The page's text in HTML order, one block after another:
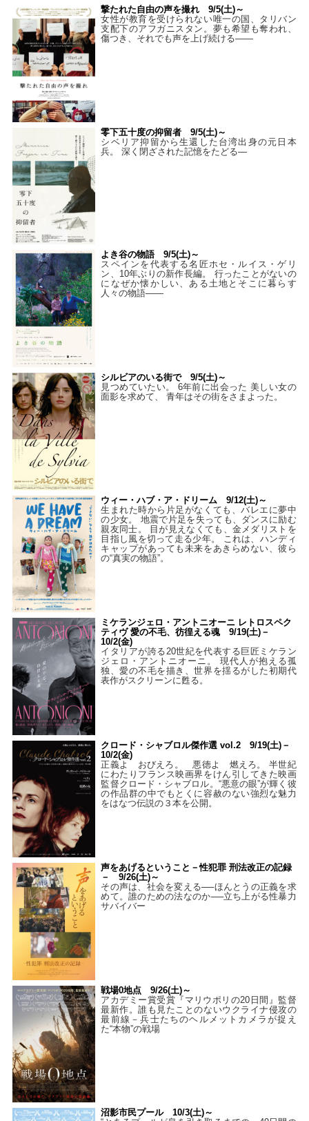
撃たれた自由の声を撮れ 9/5(土)～
女性が教育を受けられない唯一の国、タリバン
支配下のアフガニスタン。夢も希望も奪われ、
傷つき、それでも声を上げ続ける——
零下五十度の抑留者 9/5(土)～
シベリア抑留から生還した台湾出身の元日本
兵。 深く閉ざされた記憶をたどる—
よき谷の物語 9/5(土)～
スペインを代表する名匠ホセ・ルイス・ゲリ
ン、10年ぶりの新作長編。 行ったことがないの
になぜか懐かしい、ある土地とそこに暮らす
人々の物語――
シルビアのいる街で 9/5(土)～
見つめていたい。 6年前に出会った 美しい女の
面影を求めて、 青年はその街をさまよった。
ウィー・ハブ・ア・ドリーム 9/12(土)～
生まれた時から片足がなくても、バレエに夢中
の少女。 地震で片足を失っても、ダンスに励む
親友同士。 目が見えなくても、金メダリストを
目指し風を切って走る少年。 これは、ハンディ
キャップがあっても未来をあきらめない、彼ら
の“真実の物語”。
ミケランジェロ・アントニオーニ レトロスペク
ティヴ 愛の不毛、彷徨える魂 9/19(土)－
10/2(金)
イタリアが誇る20世紀を代表する巨匠ミケラン
ジェロ・アントニオーニ。 現代人が抱える孤
独、愛の不毛を描き、世界を揺るがした初期代
表作がスクリーンに甦る。
クロード・シャブロル傑作選 vol.2 9/19(土)－
10/2(金)
正義よ おびえろ。 悪徳よ 燃えろ。 半世紀
にわたりフランス映画界をけん引してきた映画
監督クロード・シャブロル。“悪意の眼”が輝く彼
の作品群の中でもとくに容赦のない強烈な魅力
をはなつ伝説の３本を公開。
声をあげるということ－性犯罪 刑法改正の記録
－ 9/26(土)～
その声は、社会を変える──ほんとうの正義を求
めて。誰のための法なのか──立ち上がる性暴力
サバイバー
戦場0地点 9/26(土)～
アカデミー賞受賞『マリウポリの20日間』監督
最新作。誰も見たことのないウクライナ侵攻の
最前線－兵士たちのヘルメットカメラが捉え
た“本物”の戦場
沼影市民プール 10/3(土)～